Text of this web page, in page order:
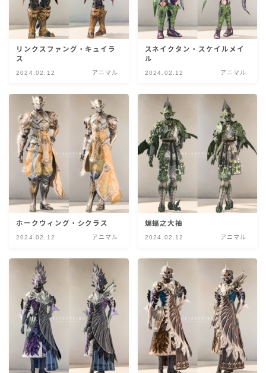
頭装備ギミックあり
ネイル
半袖
五分袖
七分袖
八分袖
イシュガルド風デザイン
アジムステップ風デザイン
マント
リンクスファング・キュイラ
ス
2024.02.12 アニマル
スネイクタン・スケイルメイ
ル
2024.02.12 アニマル
ホークウィング・シクラス
2024.02.12 アニマル
蝙蝠之大袖
2024.02.12 アニマル